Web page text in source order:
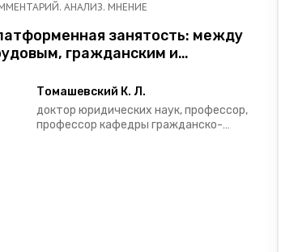
АНАЛИЗ. МНЕНИЕ
занятость: между
гражданским и
Томашевский К. Л.
доктор юридических наук, профессор,
профессор кафедры гражданско-